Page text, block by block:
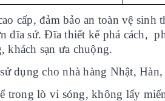
cấp, đảm bảo an toàn vệ sinh
đĩa sứ. Đĩa thiết kế phá cách,
khách sạn ưa chuộng.
dụng cho nhà hàng Nhật,
trong lò vi sóng, không lấy